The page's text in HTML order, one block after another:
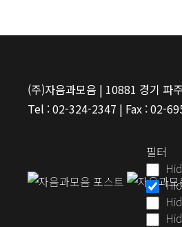
필터
(주)자음과모음 | 10881 경기
Tel : 02-324-2347 | Fax : 02-